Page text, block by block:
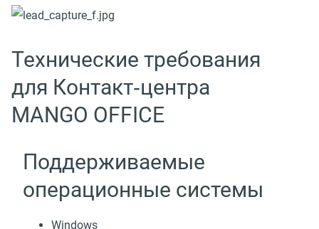
Технические требования
для Контакт‑центра
MANGO OFFICE
Поддерживаемые
операционные системы
Windows